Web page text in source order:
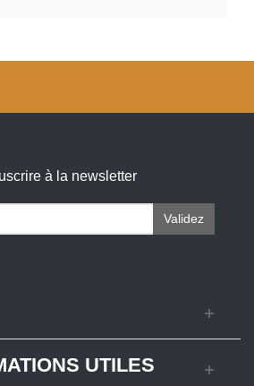
à la newsletter
Validez
UTILES